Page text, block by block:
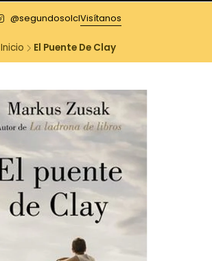
@segundosolclVisítanos
Inicio El Puente De Clay